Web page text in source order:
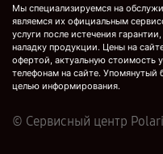
Мы специализируемся на
являемся их официальным
услуги после истечения
наладку продукции. Цены на
офертой, актуальную стоимость
телефонам на сайте. Упомянутый
целью информирования.
© Сервисный центр